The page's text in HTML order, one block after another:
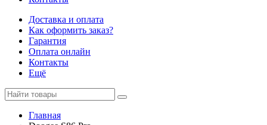
Доставка и оплата
Как оформить заказ?
Гарантия
Оплата онлайн
Контакты
Ещё
Главная